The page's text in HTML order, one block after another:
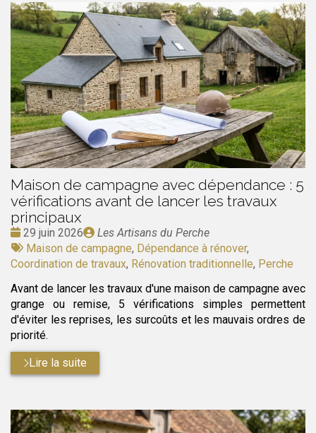
Maison de campagne avec dépendance : 5
vérifications avant de lancer les travaux
principaux
Date
:
29 juin 2026
Publié
par
Les Artisans du Perche
Tags
:
Maison de campagne, Dépendance à rénover,
Coordination de travaux, Rénovation traditionnelle, Perche
Avant de lancer les travaux d'une maison de campagne avec
grange ou remise, 5 vérifications simples permettent
d'éviter les reprises, les surcoûts et les mauvais ordres de
priorité.
Lire la suite